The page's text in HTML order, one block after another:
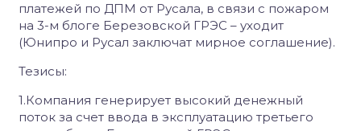
платежей по ДПМ от Русала, в связи с пожаром
на 3-м блоге Березовской ГРЭС – уходит
(Юнипро и Русал заключат мирное соглашение).
Тезисы:
1.Компания генерирует высокий денежный
поток за счет ввода в эксплуатацию третьего